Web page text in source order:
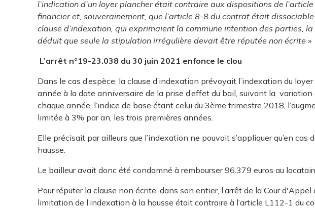
l’indication d’un loyer plancher était contraire aux dispositions de
financier et, souverainement, que l’article 8-8 du contrat était
clause d’indexation, qui exprimaient la commune intention des parties,
déduit que seule la stipulation irrégulière devait être réputée non écrite»
L’arrêt n°19-23.038 du 30 juin 2021 enfonce le clou
Dans le cas d’espèce, la clause d’indexation prévoyait l’indexation du
année à la date anniversaire de la prise d’effet du bail, suivant la variation
chaque année, l’indice de base étant celui du 3ème trimestre 2018,
limitée à 3% par an, les trois premières années.
Elle précisait par ailleurs que l’indexation ne pouvait s’appliquer qu’en cas
hausse.
Le bailleur avait donc été condamné à rembourser 96.379 euros au
Pour réputer la clause non écrite, dans son entier, l’arrêt de la Cour
limitation de l’indexation à la hausse était contraire à l’article L112-1 du